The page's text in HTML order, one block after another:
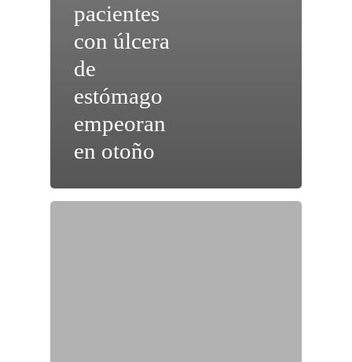
pacientes
con úlcera
de
estómago
empeoran
en otoño